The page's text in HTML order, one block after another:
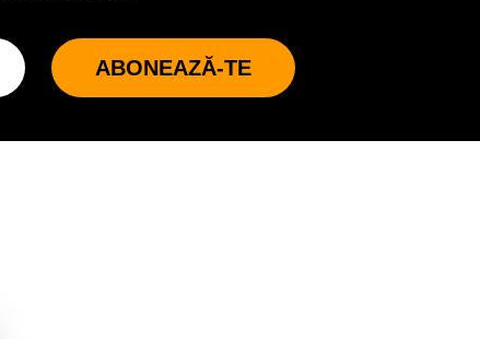
ABONEAZĂ-TE